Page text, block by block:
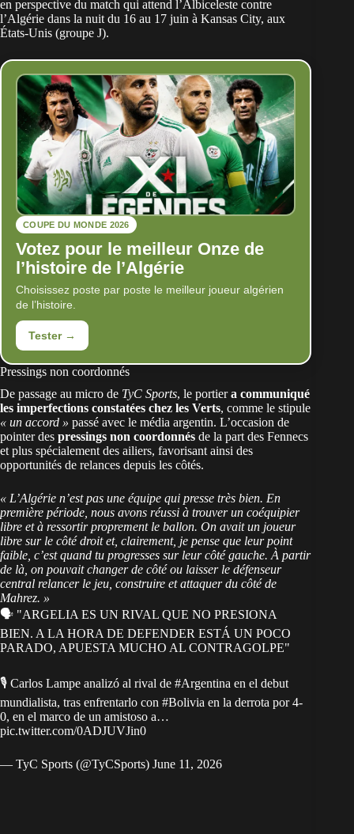
en perspective du match qui attend l’Albiceleste contre
l’Algérie dans la nuit du 16 au 17 juin à Kansas City, aux
États-Unis (groupe J).
COUPE DU MONDE 2026
Votez pour le meilleur Onze de
l’histoire de l’Algérie
Choisissez poste par poste le meilleur joueur algérien
de l’histoire.
Tester →
Pressings non coordonnés
De passage au micro de TyC Sports, le portiera communiqué
les imperfections constatées chez les Verts, comme le stipule
« un accord » passé avec le média argentin. L’occasion de
pointer des pressings non coordonnés de la part des Fennecs
et plus spécialement des ailiers, favorisant ainsi des
opportunités de relances depuis les côtés.
« L’Algérie n’est pas une équipe qui presse très bien. En
première période, nous avons réussi à trouver un coéquipier
libre et à ressortir proprement le ballon. On avait un joueur
libre sur le côté droit et, clairement, je pense que leur point
faible, c’est quand tu progresses sur leur côté gauche. À partir
de là, on pouvait changer de côté ou laisser le défenseur
central relancer le jeu, construire et attaquer du côté de
Mahrez. »
🗣️ "ARGELIA ES UN RIVAL QUE NO PRESIONA
BIEN. A LA HORA DE DEFENDER ESTÁ UN POCO
PARADO, APUESTA MUCHO AL CONTRAGOLPE"
🎙️ Carlos Lampe analizó al rival de #Argentina en el debut
mundialista, tras enfrentarlo con #Bolivia en la derrota por 4-
0, en el marco de un amistoso a…
pic.twitter.com/0ADJUVJin0
— TyC Sports (@TyCSports) June 11, 2026